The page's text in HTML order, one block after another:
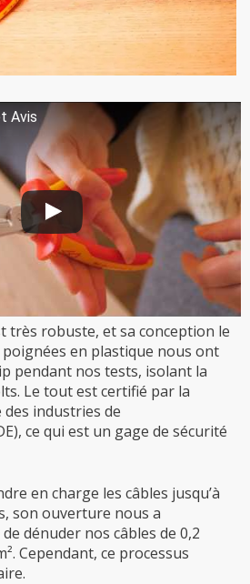
Avis
très robuste, et sa conception le
poignées en plastique nous ont
pendant nos tests, isolant la
Le tout est certifié par la
industries de
ce qui est un gage de sécurité
en charge les câbles jusqu’à
son ouverture nous a
dénuder nos câbles de 0,2
Cependant, ce processus